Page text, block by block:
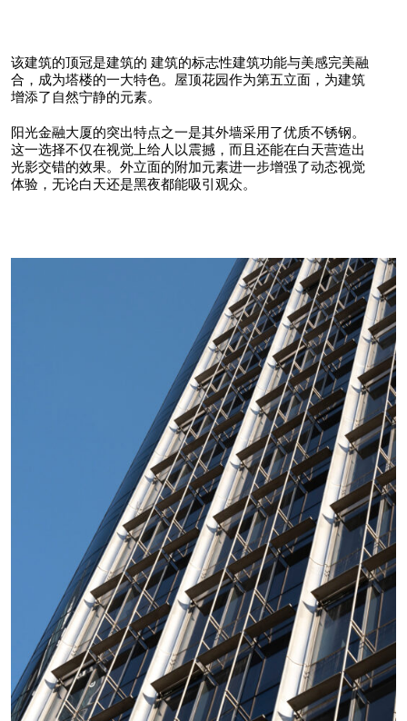
该建筑的顶冠是建筑的 建筑的标志性建筑功能与美感完美融
合，成为塔楼的一大特色。屋顶花园作为第五立面，为建筑
增添了自然宁静的元素。
阳光金融大厦的突出特点之一是其外墙采用了优质不锈钢。
这一选择不仅在视觉上给人以震撼，而且还能在白天营造出
光影交错的效果。外立面的附加元素进一步增强了动态视觉
体验，无论白天还是黑夜都能吸引观众。